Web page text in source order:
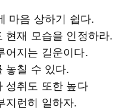
마음 상하기 쉽다.
현재 모습을 인정하라.
어지는 길운이다.
놓칠 수 있다.
성취도 또한 높다
지런히 일하자.